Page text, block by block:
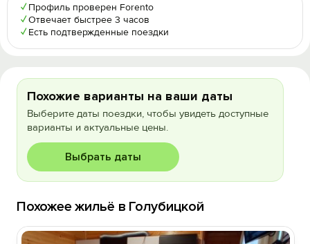
✓ Профиль проверен Forento
✓Отвечает быстрее 3 часов
✓ Есть подтвержденные поездки
Похожие варианты на ваши даты
Выберите даты поездки, чтобы увидеть доступные
варианты и актуальные цены.
Выбрать даты
Похожее жильё в Голубицкой